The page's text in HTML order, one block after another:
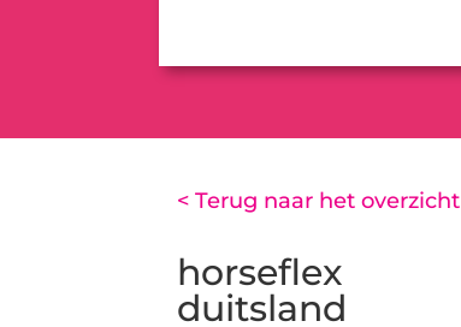
< Terug naar het overzicht
horseflex
duitsland